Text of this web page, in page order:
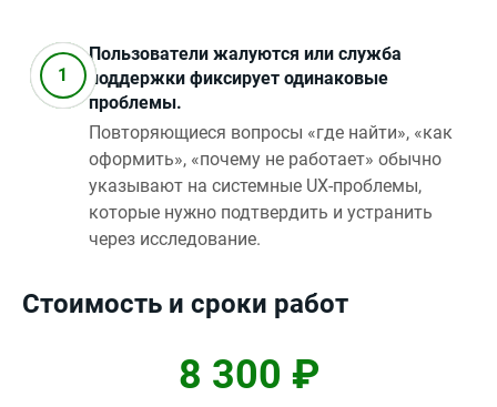
Пользователи жалуются или служба
поддержки фиксирует одинаковые
проблемы.
Повторяющиеся вопросы «где найти», «как
оформить», «почему не работает» обычно
указывают на системные UX‑проблемы,
которые нужно подтвердить и устранить
через исследование.
Стоимость и сроки работ
8 300 ₽